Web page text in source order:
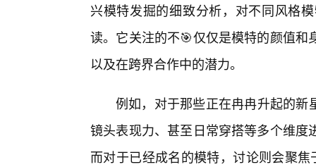
兴模特发掘的细致分析，对不同风格
读。它关注的不🎯仅仅是模特的颜值
以及在跨界合作中的潜力。
例如，对于那些正在冉冉升起的
镜头表现力、甚至日常穿搭等多个维
而对于已经成名的模特，讨论则会聚